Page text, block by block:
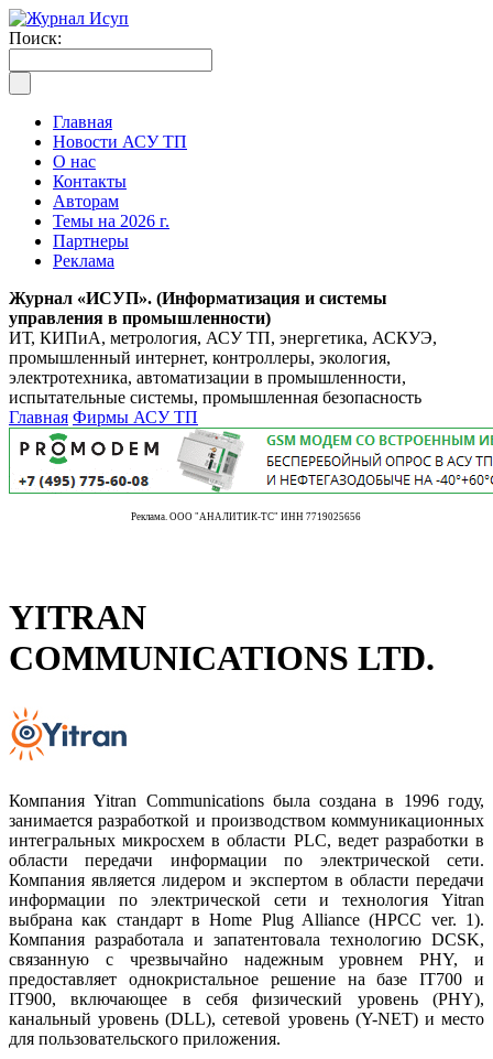
Поиск:
Главная
Новости АСУ ТП
О нас
Контакты
Авторам
Темы на 2026 г.
Партнеры
Реклама
Журнал «ИСУП». (Информатизация и системы
управления в промышленности)
ИТ, КИПиА, метрология, АСУ ТП, энергетика, АСКУЭ,
промышленный интернет, контроллеры, экология,
электротехника, автоматизации в промышленности,
испытательные системы, промышленная безопасность
Главная Фирмы АСУ ТП
Реклама. ООО "АНАЛИТИК-ТС" ИНН 7719025656
YITRAN
COMMUNICATIONS LTD.
Компания Yitran Communications была создана в 1996 году,
занимается разработкой и производством коммуникационных
интегральных микросхем в области PLC, ведет разработки в
области передачи информации по электрической сети.
Компания является лидером и экспертом в области передачи
информации по электрической сети и технология Yitran
выбрана как стандарт в Home Plug Alliance (HPCC ver. 1).
Компания разработала и запатентовала технологию DCSK,
связанную с чрезвычайно надежным уровнем PHY, и
предоставляет однокристальное решение на базе IT700 и
IT900, включающее в себя физический уровень (PHY),
канальный уровень (DLL), сетевой уровень (Y-NET) и место
для пользовательского приложения.